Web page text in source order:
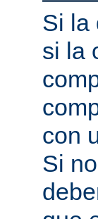
Si la
si la
con
Si